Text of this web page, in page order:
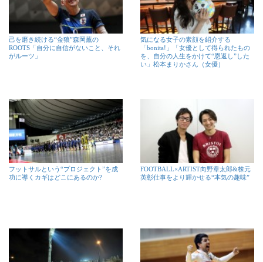
己を磨き続ける“金狼”森岡薫の
ROOTS「自分に自信がないこと、それ
がルーツ」
気になる女子の素顔を紹介する
「bonita!」「女優として得られたもの
を、自分の人生をかけて“恩返し”した
い」松本まりかさん（女優）
フットサルという“プロジェクト”を成
功に導くカギはどこにあるのか?
FOOTBALL×ARTIST向野章太郎&株元
英彰仕事をより輝かせる“本気の趣味”